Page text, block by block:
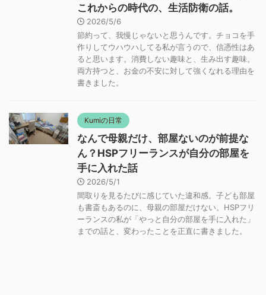
これからの時代の、生活防衛の話。
2026/5/6
節約って、我慢じゃないと思うんです。チョコを手
作りしてウハウハしてる私が言うので、信憑性はあ
ると思います。消費しない趣味と、生み出す趣味。
両方持つと、お金の不安に対して強くなれる理由を
書きました。
Kumiの日常
なんで母親だけ、部屋ないのが前提な
ん？HSPフリーランスが自分の部屋を
手に入れた話
2026/5/1
間取りを見るたびに感じていた違和感。子ども部屋
も書斎もあるのに、母親の部屋だけない。HSPフリ
ーランスの私が「やっと自分の部屋を手に入れた」
までの話と、変わったことを正直に書きました。